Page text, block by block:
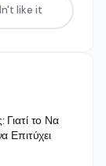
like it
το Να
Επιτύχει